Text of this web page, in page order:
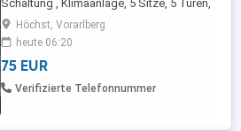
Schaltung , Klimaanlage, 5 Sitze, 5 Türen,
Android Auto Apple CarPlay, digital Radio
DAB plus , Tempomat , Spurhalteassistent
Autobahn-Vignette Österreich und
Schweiz Gerne machen wir ein
persönliches Angebot für Wochenende ,
Höchst, Vorarlberg
heute 06:20
75 EUR
Verifizierte Telefonnummer